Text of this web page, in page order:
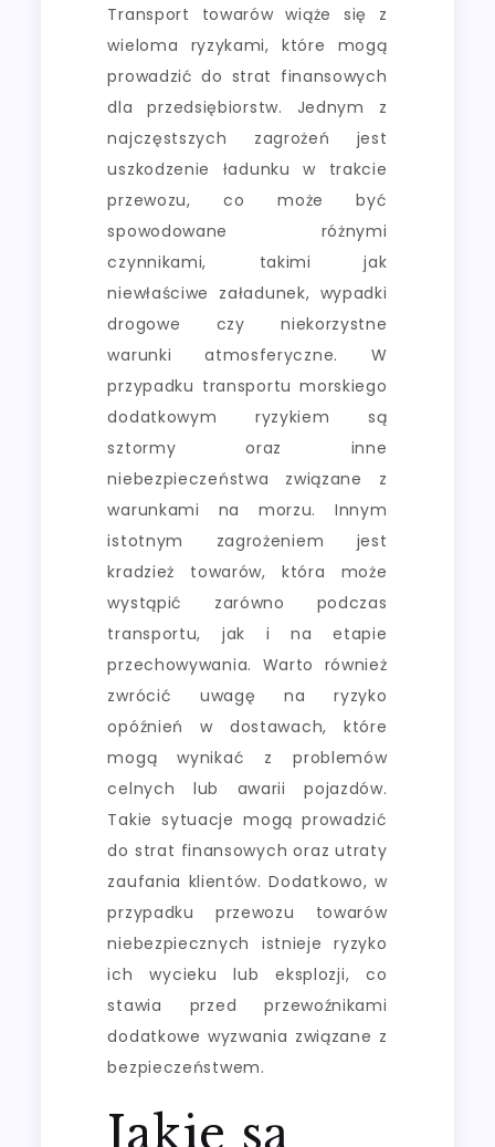
Transport towarów wiąże się z
wieloma ryzykami, które mogą
prowadzić do strat finansowych
dla przedsiębiorstw. Jednym z
najczęstszych zagrożeń jest
uszkodzenie ładunku w trakcie
przewozu, co może być
spowodowane różnymi
czynnikami, takimi jak
niewłaściwe załadunek, wypadki
drogowe czy niekorzystne
warunki atmosferyczne. W
przypadku transportu morskiego
dodatkowym ryzykiem są
sztormy oraz inne
niebezpieczeństwa związane z
warunkami na morzu. Innym
istotnym zagrożeniem jest
kradzież towarów, która może
wystąpić zarówno podczas
transportu, jak i na etapie
przechowywania. Warto również
zwrócić uwagę na ryzyko
opóźnień w dostawach, które
mogą wynikać z problemów
celnych lub awarii pojazdów.
Takie sytuacje mogą prowadzić
do strat finansowych oraz utraty
zaufania klientów. Dodatkowo, w
przypadku przewozu towarów
niebezpiecznych istnieje ryzyko
ich wycieku lub eksplozji, co
stawia przed przewoźnikami
dodatkowe wyzwania związane z
bezpieczeństwem.
Jakie są